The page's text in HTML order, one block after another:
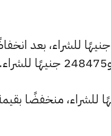
وانخفض سعر الأونصة بالجنيه ليصل إلى 249540 جنيهًا للبيع و248115 جنيهًا للشراء،